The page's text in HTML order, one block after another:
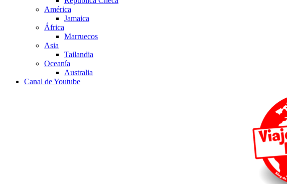
América
Jamaica
África
Marruecos
Asia
Tailandia
Oceanía
Australia
Canal de Youtube